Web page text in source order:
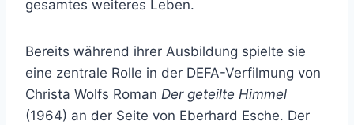
gesamtes weiteres Leben.
Bereits während ihrer Ausbildung spielte sie
eine zentrale Rolle in der DEFA-Verfilmung von
Christa Wolfs Roman Der geteilte Himmel
(1964) an der Seite von Eberhard Esche. Der